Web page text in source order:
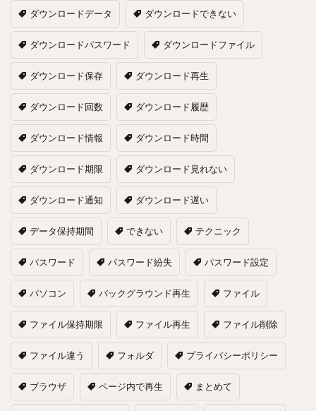
ダウンロードデータ ダウンロードできない
ダウンロードパスワード ダウンロードファイル
ダウンロード保存 ダウンロード再生
ダウンロード回数 ダウンロード履歴
ダウンロード情報 ダウンロード時間
ダウンロード期限 ダウンロード見れない
ダウンロード通知 ダウンロード遅い
データ保持期間 できない テクニック
パスワード パスワード紛失 パスワード設定
パソコン バックグラウンド再生 ファイル
ファイル保持期限 ファイル再生 ファイル削除
ファイル違う フォルダ プライバシーポリシー
ブラウザ ページ内で再生 まとめて